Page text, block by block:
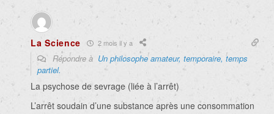
La Science 2 mois il y a
Répondre à Un philosophe amateur, temporaire, temps
partiel.
La psychose de sevrage (liée à l’arrêt)
L’arrêt soudain d’une substance après une consommation